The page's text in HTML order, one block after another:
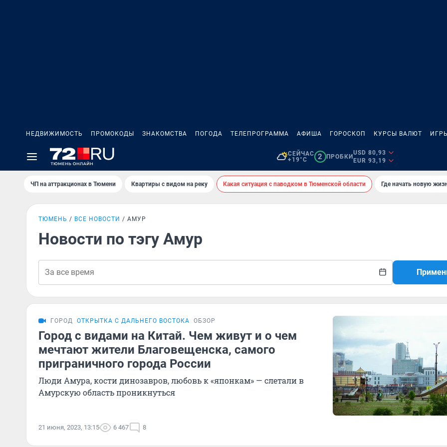
НЕДВИЖИМОСТЬ ПРОМОКОДЫ ЗНАКОМСТВА ПОГОДА ТЕЛЕПРОГРАММА АФИША ГОРОСКОП КУРСЫ ВАЛЮТ
СЕЙЧАС
+19°C
2 ПРОБКИ
USD 80,93
EUR 93,19
ЧП на аттракционах в Тюмени Квартиры с видом на реку Какая ситуация с паводком в Тюменской области Где начать новую
ТЮМЕНЬ ВСЕ НОВОСТИ АМУР
Новости по тэгу Амур
ГОРОД ОТКРЫТКА С ДАЛЬНЕГО ВОСТОКА ОБЗОР
Город с видами на Китай. Чем живут и о чем
мечтают жители Благовещенска, самого
приграничного города России
Люди Амура, кости динозавров, любовь к «японкам» — слетали в
Амурскую область проникнуться
21 июня, 2023, 13:15 6 467 8